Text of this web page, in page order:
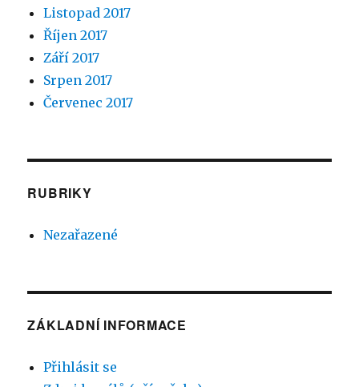
Listopad 2017
Říjen 2017
Září 2017
Srpen 2017
Červenec 2017
RUBRIKY
Nezařazené
ZÁKLADNÍ INFORMACE
Přihlásit se